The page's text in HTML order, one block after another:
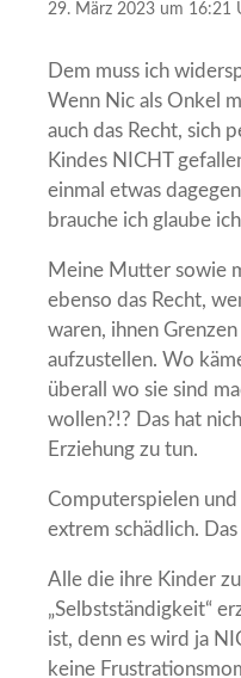
29. März 2023 um 16:21
Dem muss ich
Wenn Nic als Onkel
auch das Recht, sich
Kindes NICHT
einmal etwas
brauche ich glaube
Meine Mutter sowie
ebenso das Recht,
waren, ihnen
aufzustellen. Wo
überall wo sie sind
wollen?!? Das hat
Erziehung zu tun.
Computerspielen
extrem schädlich.
Alle die ihre Kinder
„Selbstständigkeit“
ist, denn es wird ja
keine